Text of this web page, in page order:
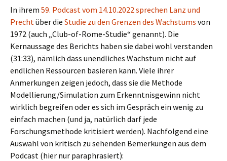
In ihrem 59. Podcast vom 14.10.2022 sprechen Lanz und
Prechtüber die Studie zu den Grenzen des Wachstums von
1972 (auch „Club-of-Rome-Studie“ genannt). Die
Kernaussage des Berichts haben sie dabei wohl verstanden
(31:33), nämlich dass unendliches Wachstum nicht auf
endlichen Ressourcen basieren kann. Viele ihrer
Anmerkungen zeigen jedoch, dass sie die Methode
Modellierung/Simulation zum Erkenntnisgewinn nicht
wirklich begreifen oder es sich im Gespräch ein wenig zu
einfach machen (und ja, natürlich darf jede
Forschungsmethode kritisiert werden). Nachfolgend eine
Auswahl von kritisch zu sehenden Bemerkungen aus dem
Podcast (hier nur paraphrasiert):